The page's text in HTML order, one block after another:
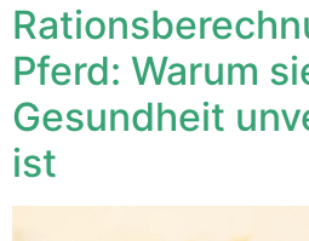
Pferd: Warum
Gesundheit
ist